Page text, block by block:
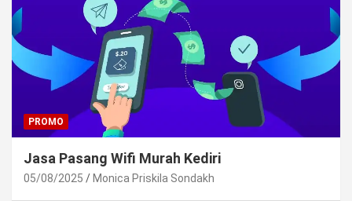
PROMO
Jasa Pasang Wifi Murah Kediri
05/08/2025 Monica Priskila Sondakh